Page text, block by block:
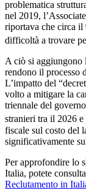
problematica
nel 2019,
riportava che circa il
difficoltà a trovare
A ciò si aggiungono
rendono il processo
L’impatto del
volto a mitigare la
triennale del
stranieri tra il 2026
fiscale sul costo del
significativamente
Per approfondire lo
Italia, potete
Reclutamento in